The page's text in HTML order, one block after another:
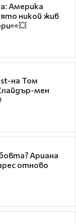
Америка
никой жив
на Том
мен
Ариана
отново